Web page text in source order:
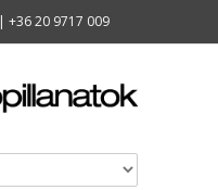
| +36 20 9717 009